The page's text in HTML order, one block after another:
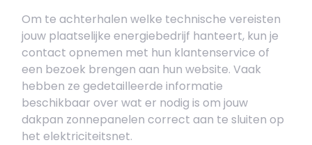
Om te achterhalen welke technische vereisten
jouw plaatselijke energiebedrijf hanteert, kun je
contact opnemen met hun klantenservice of
een bezoek brengen aan hun website. Vaak
hebben ze gedetailleerde informatie
beschikbaar over wat er nodig is om jouw
dakpan zonnepanelen correct aan te sluiten op
het elektriciteitsnet.